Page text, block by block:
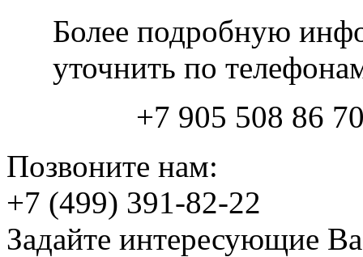
Более подробную
уточнить по
+7 905 508 86
Позвоните нам:
+7 (499) 391-82-22
Задайте интересующие